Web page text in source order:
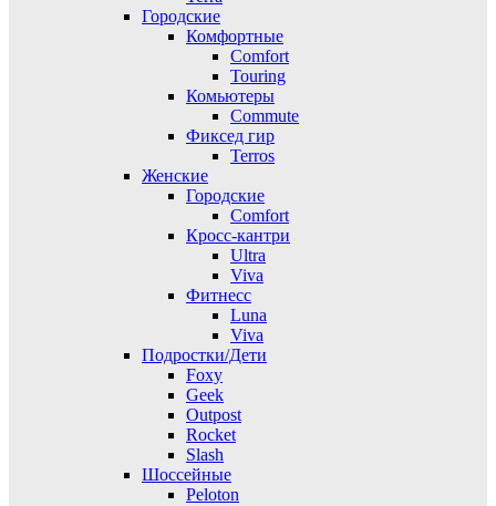
Городские
Комфортные
Comfort
Touring
Комьютеры
Commute
Фиксед гир
Terros
Женские
Городские
Comfort
Кросс-кантри
Ultra
Viva
Фитнесс
Luna
Viva
Подростки/Дети
Foxy
Geek
Outpost
Rocket
Slash
Шоссейные
Peloton